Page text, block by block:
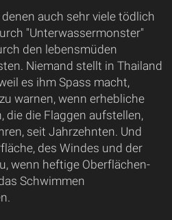
auch sehr viele tödlich
"Unterwassermonster"
den lebensmüden
Niemand stellt in Thailand
es ihm Spass macht,
warnen, wenn erhebliche
die die Flaggen aufstellen,
seit Jahrzehnten. Und
des Windes und der
wenn heftige Oberflächen-
Schwimmen